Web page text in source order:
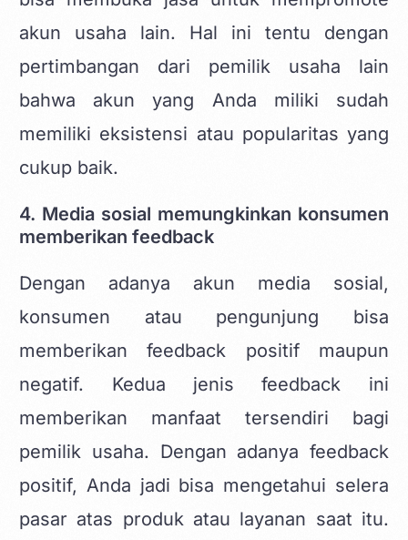
akun usaha lain. Hal ini tentu dengan
pertimbangan dari pemilik usaha lain
bahwa akun yang Anda miliki sudah
memiliki eksistensi atau popularitas yang
cukup baik.
4. Media sosial memungkinkan konsumen
memberikan feedback
Dengan adanya akun media sosial,
konsumen atau pengunjung bisa
memberikan feedback positif maupun
negatif. Kedua jenis feedback ini
memberikan manfaat tersendiri bagi
pemilik usaha. Dengan adanya feedback
positif, Anda jadi bisa mengetahui selera
pasar atas produk atau layanan saat itu.